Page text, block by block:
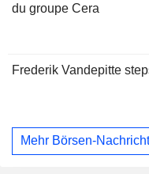
du groupe Cera
Frederik Vandepitte
Mehr Börsen-